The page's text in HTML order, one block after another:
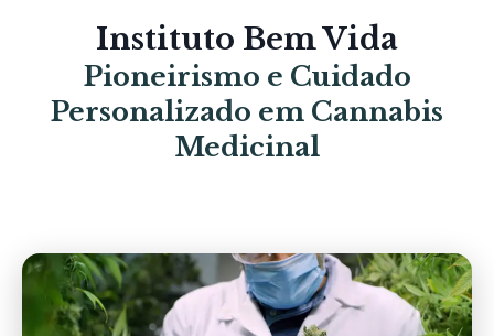
Instituto Bem Vida
Pioneirismo e Cuidado
Personalizado em Cannabis
Medicinal